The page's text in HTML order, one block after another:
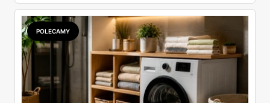
rozpiska: co dokładnie sprzedaje Lidl, ile kosztują
odpowiedniki u producenta i komu ten zakup naprawdę
się opłaci.
POLECAMY